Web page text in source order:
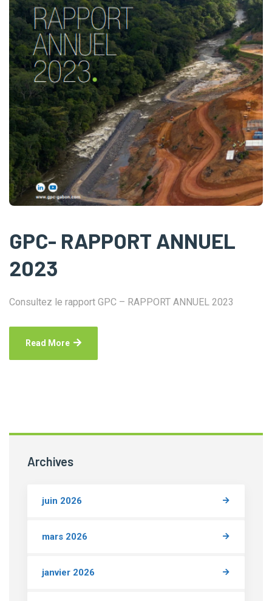
GPC- RAPPORT ANNUEL
2023
Consultez le rapport GPC – RAPPORT ANNUEL 2023
Read More
Archives
juin 2026
mars 2026
janvier 2026